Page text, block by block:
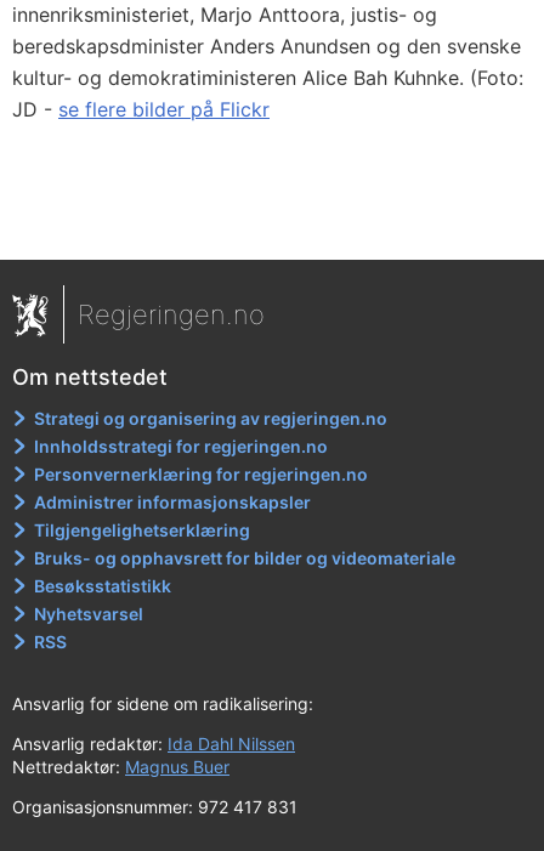
innenriksministeriet, Marjo Anttoora, justis- og
beredskapsdminister Anders Anundsen og den svenske
kultur- og demokratiministeren Alice Bah Kuhnke. (Foto:
JD - se flere bilder på Flickr
Regjeringen.no
Om nettstedet
Strategi og organisering av regjeringen.no
Innholdsstrategi for regjeringen.no
Personvernerklæring for regjeringen.no
Administrer informasjonskapsler
Tilgjengelighetserklæring
Bruks- og opphavsrett for bilder og videomateriale
Besøksstatistikk
Nyhetsvarsel
RSS
Ansvarlig for sidene om radikalisering:
Ansvarlig redaktør: Ida Dahl Nilssen
Nettredaktør: Magnus Buer
Organisasjonsnummer: 972 417 831